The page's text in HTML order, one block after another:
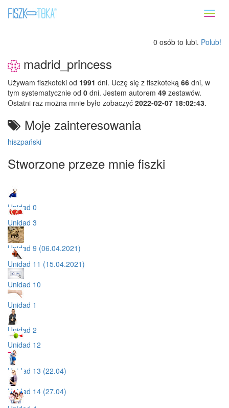
0 osób to lubi. Polub!
madrid_princess
Używam fiszkoteki od 1991 dni. Uczę się z fiszkoteką 66 dni, w
tym systematycznie od 0 dni. Jestem autorem 49 zestawów.
Ostatni raz można mnie było zobaczyć 2022-02-07 18:02:43.
Moje zainteresowania
hiszpański
Stworzone przeze mnie fiszki
Unidad 0
Unidad 3
Unidad 9 (06.04.2021)
Unidad 11 (15.04.2021)
Unidad 10
Unidad 1
Unidad 2
Unidad 12
Unidad 13 (22.04)
Unidad 14 (27.04)